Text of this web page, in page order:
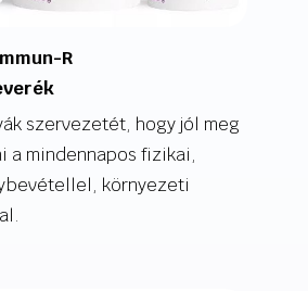
R
szervezetét, hogy jól meg
a mindennapos fizikai,
környezeti